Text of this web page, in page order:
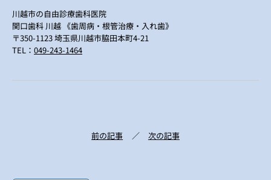
川越市の自由診療歯科医院
関口歯科 川越 《歯周病・根管治療・入れ歯》
〒350-1123 埼玉県川越市脇田本町4-21
TEL： 049-243-1464
前の記事 次の記事